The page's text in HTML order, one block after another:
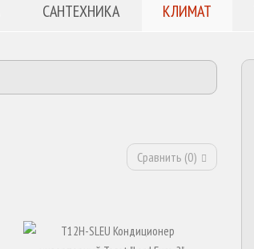
САНТЕХНИКА КЛИМАТ
Сравнить (0)